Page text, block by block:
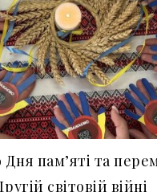
Дня пам’яті та
світовій війні